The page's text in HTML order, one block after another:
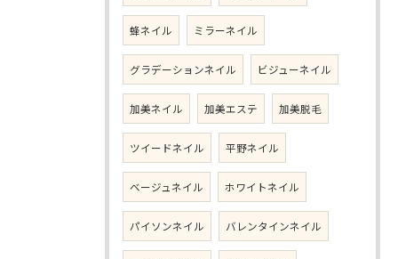
蜂ネイル ミラーネイル
グラデーションネイル ビジューネイル
加美ネイル 加美エステ 加美脱毛
ツイードネイル 平野ネイル
ベージュネイル ホワイトネイル
パイソンネイル バレンタインネイル